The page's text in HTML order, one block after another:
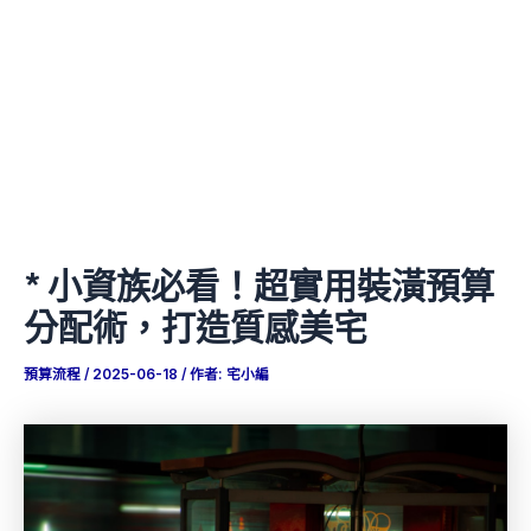
* 小資族必看！超實用裝潢預算
分配術，打造質感美宅
預算流程 / 2025-06-18 / 作者: 宅小編